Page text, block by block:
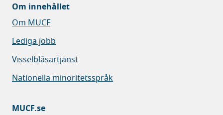
Om innehållet
Om MUCF
Lediga jobb
Visselblåsartjänst
Nationella minoritetsspråk
MUCF.se